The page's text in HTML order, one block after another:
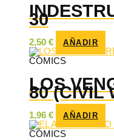
30
2,50 € AÑADIR
CÓMICS
LOS
80 (CIVIL
1,96 € AÑADIR
CÓMICS